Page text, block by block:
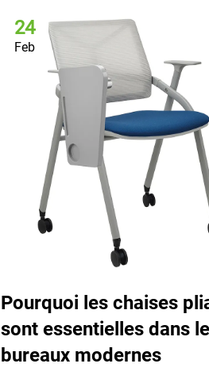
24
Feb
Pourquoi les chaises
sont essentielles dans
bureaux modernes